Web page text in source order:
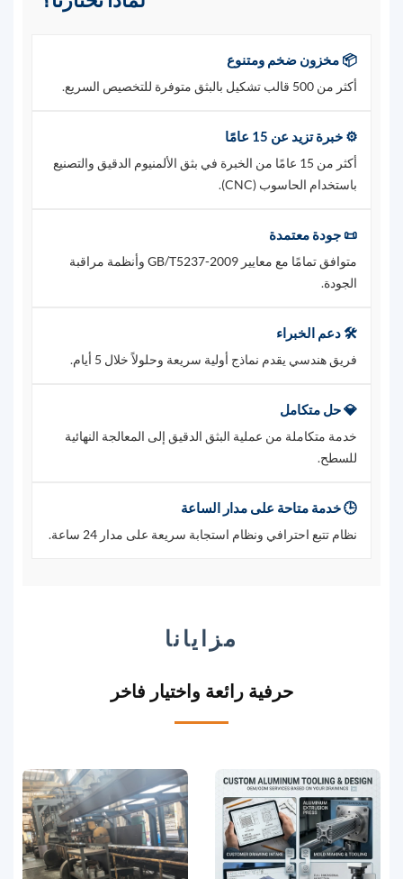
📦 مخزون ضخم ومتنوع
أكثر من 500 قالب تشكيل بالبثق متوفرة للتخصيص السريع.
⚙️ خبرة تزيد عن 15 عامًا
أكثر من 15 عامًا من الخبرة في بثق الألمنيوم الدقيق والتصنيع
باستخدام الحاسوب (CNC).
📜 جودة معتمدة
متوافق تمامًا مع معايير GB/T5237-2009 وأنظمة مراقبة
الجودة.
🛠️ دعم الخبراء
فريق هندسي يقدم نماذج أولية سريعة وحلولاً خلال 5 أيام.
💎 حل متكامل
خدمة متكاملة من عملية البثق الدقيق إلى المعالجة النهائية
للسطح.
🕒 خدمة متاحة على مدار الساعة
نظام تتبع احترافي ونظام استجابة سريعة على مدار 24 ساعة.
مزايانا
حرفية رائعة واختيار فاخر